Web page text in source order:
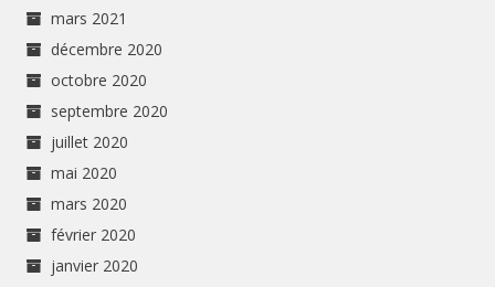
mars 2021
décembre 2020
octobre 2020
septembre 2020
juillet 2020
mai 2020
mars 2020
février 2020
janvier 2020